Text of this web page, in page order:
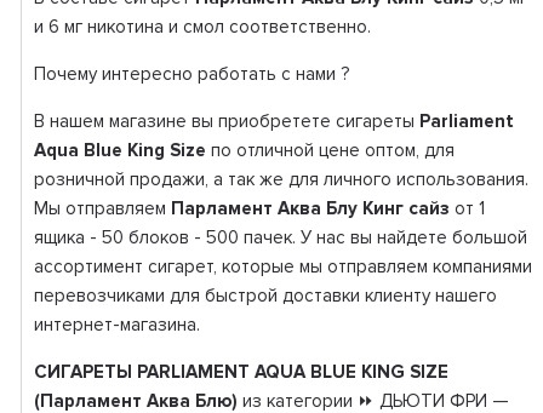
и 6 мг никотина и смол соответственно.
Почему интересно работать с нами ?
В нашем магазине вы приобретете сигареты Parliament
Aqua Blue King Size по отличной цене оптом, для
розничной продажи, а так же для личного использования.
Мы отправляем Парламент Аква Блу Кинг сайз от 1
ящика - 50 блоков - 500 пачек. У нас вы найдете большой
ассортимент сигарет, которые мы отправляем компаниями
перевозчиками для быстрой доставки клиенту нашего
интернет-магазина.
СИГАРЕТЫ PARLIAMENT AQUA BLUE KING SIZE
(Парламент Аква Блю) из категории ⏩ ДЬЮТИ ФРИ —